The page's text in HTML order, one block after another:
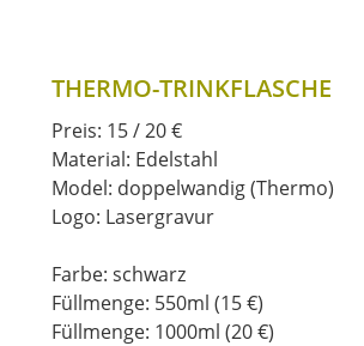
THERMO-TRINKFLASCHE
Preis: 15 / 20 €
Material: Edelstahl
Model: doppelwandig (Thermo)
Logo: Lasergravur
Farbe: schwarz
Füllmenge: 550ml (15 €)
Füllmenge: 1000ml (20 €)